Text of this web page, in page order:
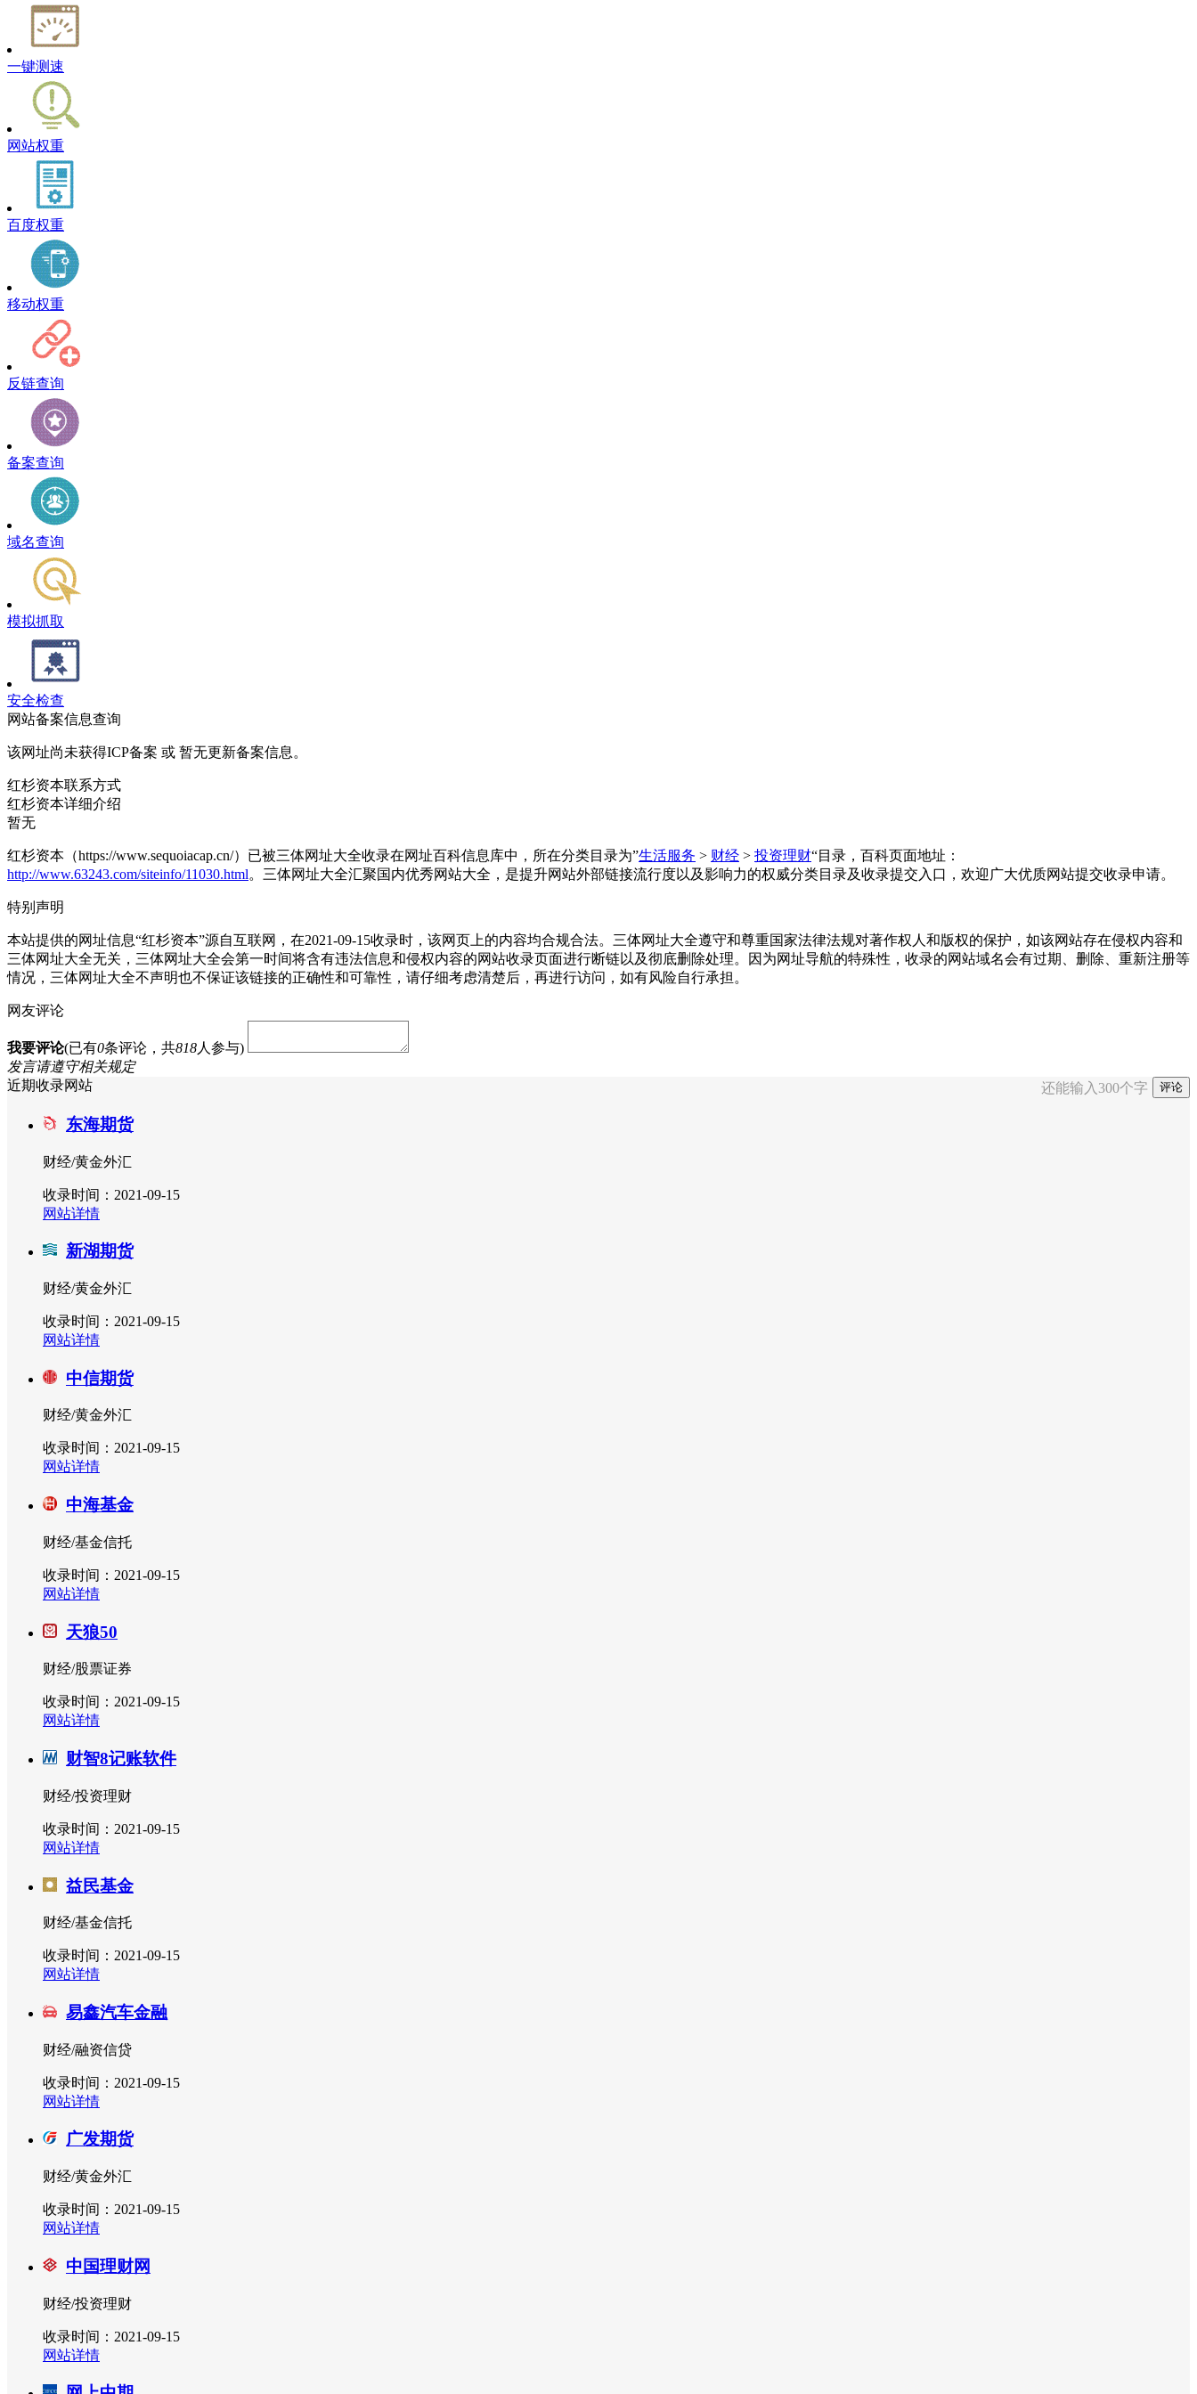
一键测速
网站权重
百度权重
移动权重
反链查询
备案查询
域名查询
模拟抓取
安全检查
网站备案信息查询
该网址尚未获得ICP备案 或 暂无更新备案信息。
红杉资本联系方式
红杉资本详细介绍
暂无
红杉资本（https://www.sequoiacap.cn/）已被三体网址大全收录在网址百科信息库中，所在分类目录为”生活服务 > 财经 > 投资理财“目录，百科页面地址：
http://www.63243.com/siteinfo/11030.html。三体网址大全汇聚国内优秀网站大全，是提升网站外部链接流行度以及影响力的权威分类目录及收录提交入口，欢迎广大优质网站提交收录申请。
特别声明
本站提供的网址信息“红杉资本”源自互联网，在2021-09-15收录时，该网页上的内容均合规合法。三体网址大全遵守和尊重国家法律法规对著作权人和版权的保护，如该网站存在侵权内容和
三体网址大全无关，三体网址大全会第一时间将含有违法信息和侵权内容的网站收录页面进行断链以及彻底删除处理。因为网址导航的特殊性，收录的网站域名会有过期、删除、重新注册等
情况，三体网址大全不声明也不保证该链接的正确性和可靠性，请仔细考虑清楚后，再进行访问，如有风险自行承担。
网友评论
我要评论(已有0条评论，共818人参与)
发言请遵守相关规定
还能输入 300个字
近期收录网站
东海期货
财经/黄金外汇
收录时间：2021-09-15
网站详情
新湖期货
财经/黄金外汇
收录时间：2021-09-15
网站详情
中信期货
财经/黄金外汇
收录时间：2021-09-15
网站详情
中海基金
财经/基金信托
收录时间：2021-09-15
网站详情
天狼50
财经/股票证券
收录时间：2021-09-15
网站详情
财智8记账软件
财经/投资理财
收录时间：2021-09-15
网站详情
益民基金
财经/基金信托
收录时间：2021-09-15
网站详情
易鑫汽车金融
财经/融资信贷
收录时间：2021-09-15
网站详情
广发期货
财经/黄金外汇
收录时间：2021-09-15
网站详情
中国理财网
财经/投资理财
收录时间：2021-09-15
网站详情